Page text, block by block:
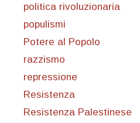
politica rivoluzionaria
populismi
Potere al Popolo
razzismo
repressione
Resistenza
Resistenza Palestinese